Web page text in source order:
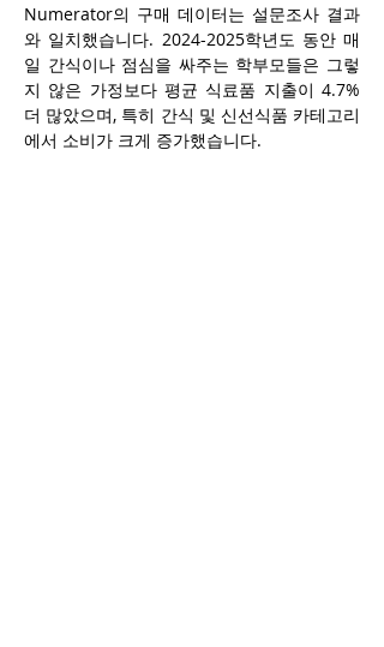
Numerator의 구매 데이터는 설문조사 결과
와 일치했습니다. 2024-2025학년도 동안 매
일 간식이나 점심을 싸주는 학부모들은 그렇
지 않은 가정보다 평균 식료품 지출이 4.7%
더 많았으며, 특히 간식 및 신선식품 카테고리
에서 소비가 크게 증가했습니다.